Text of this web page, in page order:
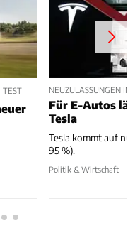
TEST NEUZULASSUNGEN IM
Für E-Autos
Tesla
Tesla kommt auf nur
95 %).
Politik & Wirtschaft